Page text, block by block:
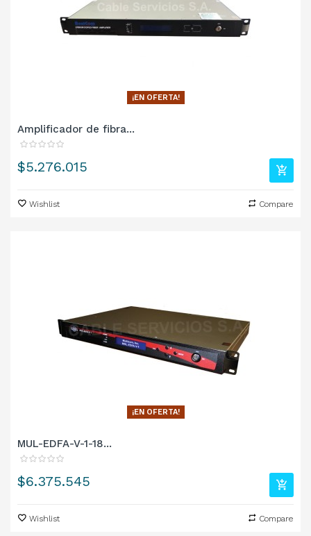
¡EN OFERTA!
Amplificador de fibra...
Precio
$5.276.015
Wishlist Compare
¡EN OFERTA!
MUL-EDFA-V-1-18...
Precio
$6.375.545
Wishlist Compare